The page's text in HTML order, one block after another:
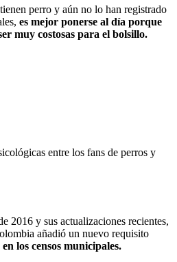
perro y aún no lo han registrado
es mejor ponerse al día porque
muy costosas para el bolsillo.
entre los fans de perros y
2016 y sus actualizaciones recientes,
añadió un nuevo requisito
los censos municipales.